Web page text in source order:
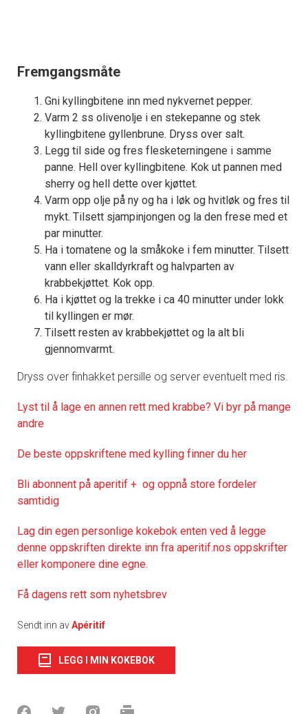
Fremgangsmåte
Gni kyllingbitene inn med nykvernet pepper.
Varm 2 ss olivenolje i en stekepanne og stek
kyllingbitene gyllenbrune. Dryss over salt.
Legg til side og fres flesketerningene i samme
panne. Hell over kyllingbitene. Kok ut pannen med
sherry og hell dette over kjøttet.
Varm opp olje på ny og ha i løk og hvitløk og fres til
mykt. Tilsett sjampinjongen og la den frese med et
par minutter.
Ha i tomatene og la småkoke i fem minutter. Tilsett
vann eller skalldyrkraft og halvparten av
krabbekjøttet. Kok opp.
Ha i kjøttet og la trekke i ca 40 minutter under lokk
til kyllingen er mør.
Tilsett resten av krabbekjøttet og la alt bli
gjennomvarmt.
Dryss over finhakket persille og server eventuelt med ris.
Lyst til å lage en annen rett med krabbe? Vi byr på mange
andre
De beste oppskriftene med kylling finner du her
Bli abonnent på aperitif + og oppnå store fordeler
samtidig
Lag din egen personlige kokebok enten ved å legge
denne oppskriften direkte inn fra aperitif.nos oppskrifter
eller komponere dine egne.
Få dagens rett som nyhetsbrev
Sendt inn avApéritif
LEGG I MIN KOKEBOK